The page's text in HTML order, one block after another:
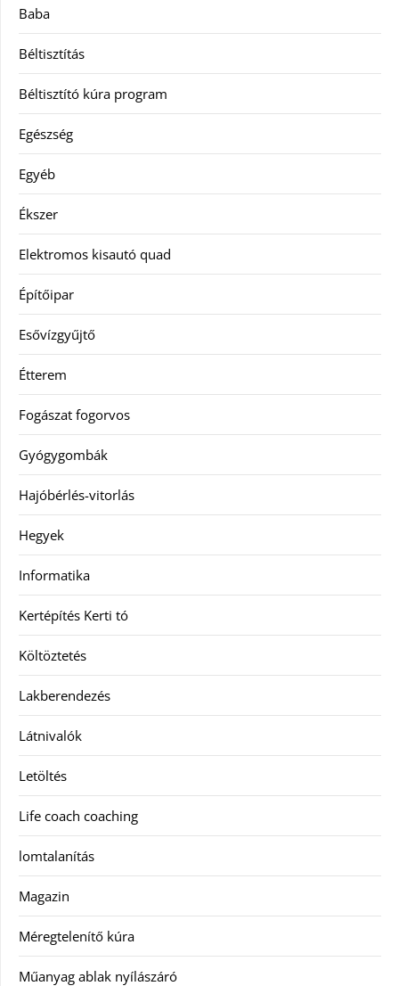
Baba
Béltisztítás
Béltisztító kúra program
Egészség
Egyéb
Ékszer
Elektromos kisautó quad
Építőipar
Esővízgyűjtő
Étterem
Fogászat fogorvos
Gyógygombák
Hajóbérlés-vitorlás
Hegyek
Informatika
Kertépítés Kerti tó
Költöztetés
Lakberendezés
Látnivalók
Letöltés
Life coach coaching
lomtalanítás
Magazin
Méregtelenítő kúra
Műanyag ablak nyílászáró